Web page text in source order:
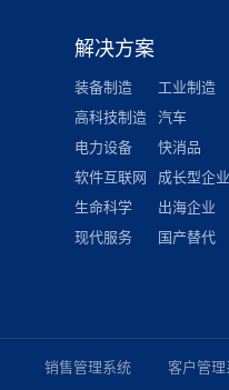
解决方案
装备制造
工业制造
高科技制造
汽车
电力设备
快消品
软件互联网
成长型企业
生命科学
出海企业
现代服务
国产替代
销售管理系统
客户管理